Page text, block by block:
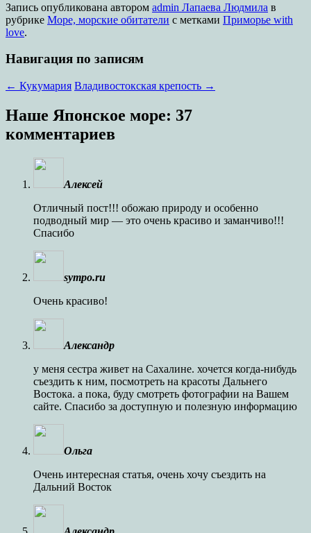
Запись опубликована автором admin Лапаева Людмила в
рубрике Море, морские обитатели с метками Приморье with
love.
Навигация по записям
← Кукумария Владивостокская крепость →
Наше Японское море: 37
комментариев
Алексей
Отличный пост!!! обожаю природу и особенно
подводный мир — это очень красиво и заманчиво!!!
Спасибо
sympo.ru
Очень красиво!
Александр
у меня сестра живет на Сахалине. хочется когда-нибудь
съездить к ним, посмотреть на красоты Дальнего
Востока. а пока, буду смотреть фотографии на Вашем
сайте. Спасибо за доступную и полезную информацию
Ольга
Очень интересная статья, очень хочу съездить на
Дальний Восток